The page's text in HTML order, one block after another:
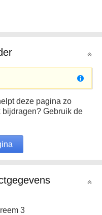
deze pagina zo
Gebruik de
3